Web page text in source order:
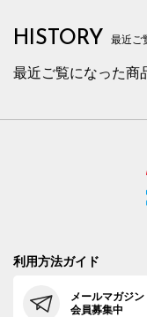
HISTORY 最近ご
最近ご覧になった商
利用方法ガイド
メールマガジン
会員募集中